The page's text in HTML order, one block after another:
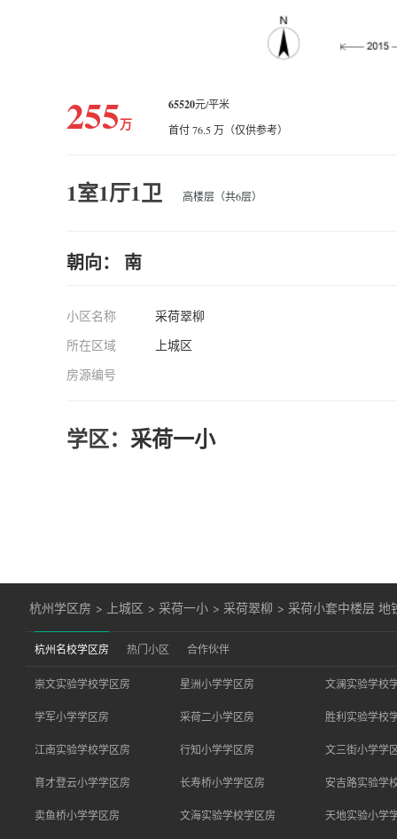
255万
65520元/平米
首付 76.5 万（仅供参考）
1室1厅1卫 高楼层（共6层）
朝向： 南
小区名称
采荷翠柳
所在区域
上城区
房源编号
学区：采荷一小
杭州学区房 > 上城区 > 采荷一小 > 采荷翠柳 > 采荷小套中楼层 地
杭州名校学区房 热门小区 合作伙伴
崇文实验学校学区房 星洲小学学区房 文澜实验学校
学军小学学区房 采荷二小学区房 胜利实验学校
江南实验学校学区房 行知小学学区房 文三街小学学
育才登云小学学区房 长寿桥小学学区房 安吉路实验学
卖鱼桥小学学区房 文海实验学校学区房 天地实验小学